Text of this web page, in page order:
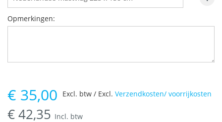
Opmerkingen:
€ 35,00
€42,35 Incl. btw
Excl. btw / Excl. Verzendkosten/ voorrijkosten